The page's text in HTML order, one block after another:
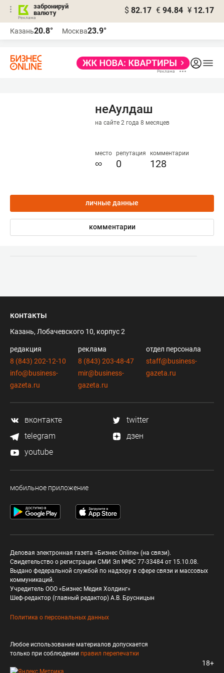
забронируй
валюту
$ 82.17 € 94.84 ¥ 12.17
Казань20.8° Москва23.9°
неАулдаш
на сайте 2 года 8 месяцев
место
∞
репутация
0
комментарии
128
личные данные
комментарии
контакты
Казань, Лобачевского 10, корпус 2
редакция
8 (843) 202-12-10
info@business-
gazeta.ru
реклама
8 (843) 203-48-47
mir@business-
gazeta.ru
отдел персонала
staff@business-
gazeta.ru
вконтакте
twitter
telegram
дзен
youtube
мобильное приложение
Деловая электронная газета «Бизнес Online» (на связи).
Свидетельство о регистрации СМИ Эл №ФС 77-33484 от 15.10.08.
Выдано федеральной службой по надзору в сфере связи и массовых
коммуникаций.
Учредитель ООО «Бизнес Медия Холдинг»
Шеф-редактор (главный редактор) А.В. Брусницын
Политика о персональных данных
Любое использование материалов допускается
только при соблюдении правил перепечатки
18+